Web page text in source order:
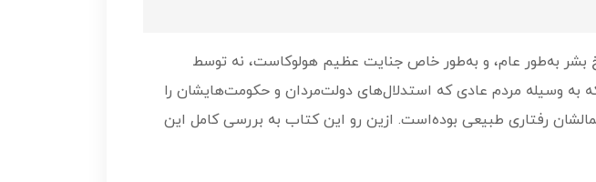
به‌طور عام، و به‌طور خاص جنایت عظیم هولوکاست، نه توسط
به وسیله مردم عادی که استدلال‌های دولت‌مردان و حکومت‌هایشان را
رفتاری طبیعی بوده‌است. ازین رو این کتاب به بررسی کامل این